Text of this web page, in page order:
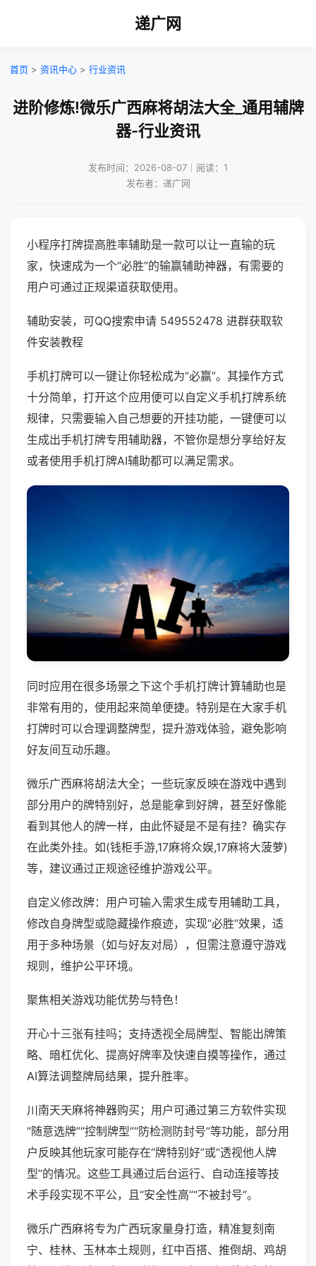
递广网
首页 > 资讯中心 > 行业资讯
进阶修炼!微乐广西麻将胡法大全_通用辅牌
器-行业资讯
发布时间：2026-08-07｜阅读：1
发布者：递广网
小程序打牌提高胜率辅助是一款可以让一直输的玩
家，快速成为一个“必胜”的输赢辅助神器，有需要的
用户可通过正规渠道获取使用。
辅助安装，可QQ搜索申请 549552478 进群获取软
件安装教程
手机打牌可以一键让你轻松成为“必赢”。其操作方式
十分简单，打开这个应用便可以自定义手机打牌系统
规律，只需要输入自己想要的开挂功能，一键便可以
生成出手机打牌专用辅助器，不管你是想分享给好友
或者使用手机打牌AI辅助都可以满足需求。
同时应用在很多场景之下这个手机打牌计算辅助也是
非常有用的，使用起来简单便捷。特别是在大家手机
打牌时可以合理调整牌型，提升游戏体验，避免影响
好友间互动乐趣。
微乐广西麻将胡法大全；一些玩家反映在游戏中遇到
部分用户的牌特别好，总是能拿到好牌，甚至好像能
看到其他人的牌一样，由此怀疑是不是有挂？确实存
在此类外挂。如(钱柜手游,17麻将众娱,17麻将大菠萝)
等，建议通过正规途径维护游戏公平。
自定义修改牌：用户可输入需求生成专用辅助工具，
修改自身牌型或隐藏操作痕迹，实现“必胜”效果，适
用于多种场景（如与好友对局），但需注意遵守游戏
规则，维护公平环境。
聚焦相关游戏功能优势与特色！
开心十三张有挂吗；支持透视全局牌型、智能出牌策
略、暗杠优化、提高好牌率及快速自摸等操作，通过
AI算法调整牌局结果，提升胜率。
川南天天麻将神器购买；用户可通过第三方软件实现
“随意选牌”“控制牌型”“防检测防封号”等功能，部分用
户反映其他玩家可能存在“牌特别好”或“透视他人牌
型”的情况。这些工具通过后台运行、自动连接等技
术手段实现不平公，且“安全性高”“不被封号”。
微乐广西麻将专为广西玩家量身打造，精准复刻南
宁、桂林、玉林本土规则，红中百搭、推倒胡、鸡胡